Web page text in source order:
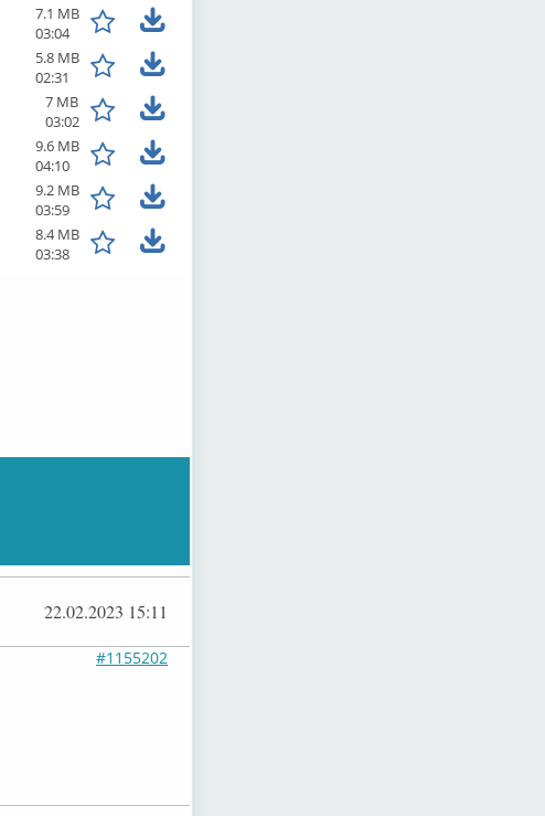
7.1 MB
03:04
5.8 MB
02:31
7 MB
03:02
9.6 MB
04:10
9.2 MB
03:59
8.4 MB
03:38
22.02.2023 15:11
#1155202